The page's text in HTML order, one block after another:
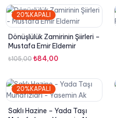
₺120,00.
20%KAPALI
Dönüşlülük Zamirinin Şiirleri –
Mustafa Emir Eldemir
₺105,00 Orijinal
₺105,00.
₺84,00
fiyat:
₺84,00.
20%KAPALI
Saklı Hazine – Yada Taşı